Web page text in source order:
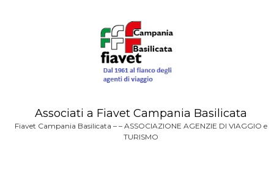
Associati a Fiavet Campania Basilicata
Fiavet Campania Basilicata – – ASSOCIAZIONE AGENZIE DI VIAGGIO e
TURISMO